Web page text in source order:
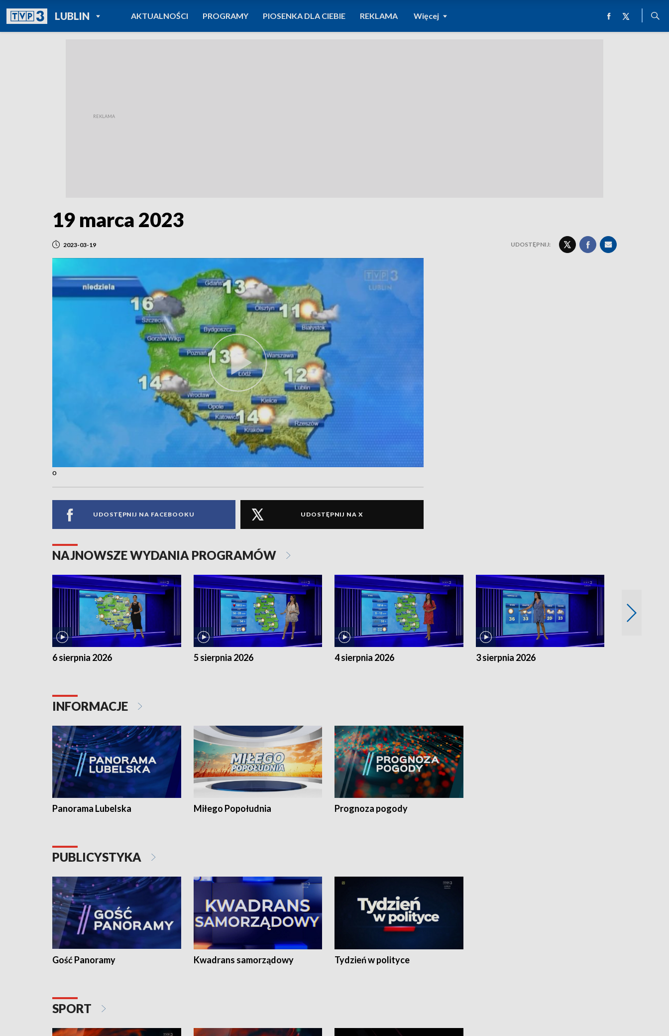
LUBLINPOWRÓT DO
TVP REGIONY
AKTUALNOŚCI PROGRAMY PIOSENKA DLA CIEBIE REKLAMA Więcej
19 marca 2023
2023-03-19 UDOSTĘPNIJ:
o
UDOSTĘPNIJ NA FACEBOOKU UDOSTĘPNIJ NA X
NAJNOWSZE WYDANIA PROGRAMÓW
6 sierpnia 2026 5 sierpnia 2026 4 sierpnia 2026 3 sierpnia 2026
INFORMACJE
Panorama Lubelska Miłego Popołudnia Prognoza pogody
PUBLICYSTYKA
Gość Panoramy Kwadrans samorządowy Tydzień w polityce
SPORT